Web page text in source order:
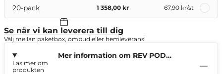
20-pack 1 358,00 kr 67,90 kr/st
Se när vi kan leverera till dig
Välj mellan paketbox, ombud eller hemleverans!
Mer information om REV POD
Läs mer om
produkten